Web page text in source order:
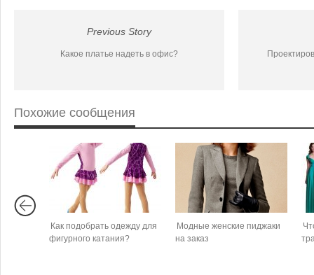
Previous Story
Какое платье надеть в офис?
Похожие сообщения
Как подобрать одежду для
фигурного катания?
Модные женские пиджаки
на заказ